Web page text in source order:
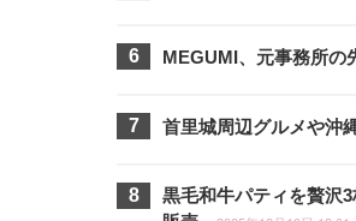
MEGUMI、元事務所の
首里城周辺グルメや沖
黒毛和牛パティを贅沢